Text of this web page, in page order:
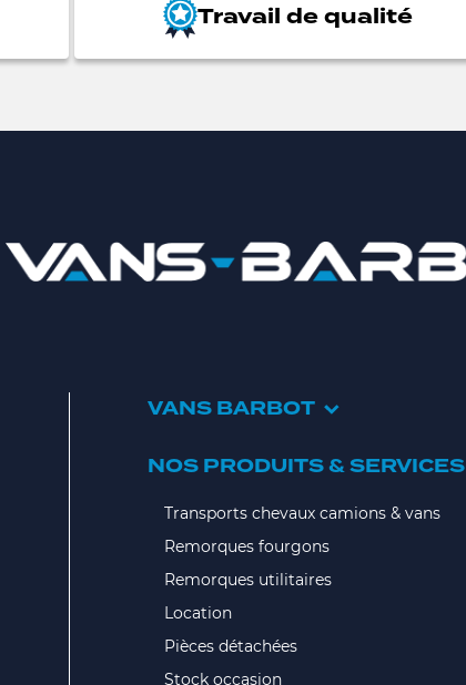
Travail de qualité
VANS BARBOT
NOS PRODUITS & SERVICES
Transports chevaux camions & vans
Remorques fourgons
Remorques utilitaires
Location
Pièces détachées
Stock occasion